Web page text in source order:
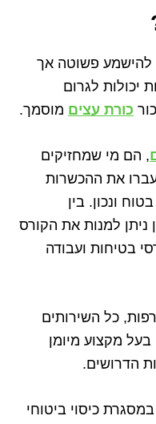
להישמע פשוטה אך
יכולות לגרום
כורת עצים מוסמך.
, הם מי שמחזיקים
את ההכשרות
ונכון. בין
ניתן למנות את הקורס
בטיחות ועבודה
כל השירותים
בעל מקצוע מיומן
הדרושים.
כיסוי ביטוחי